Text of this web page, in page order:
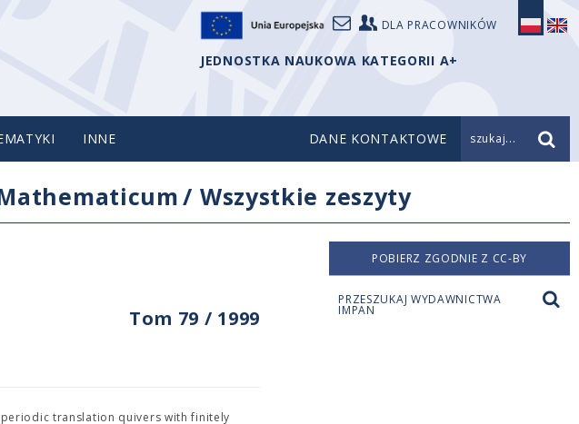
DLA PRACOWNIKÓW
JEDNOSTKA NAUKOWA KATEGORII A+
INNE DANE KONTAKTOWE szukaj...
/ Wszystkie zeszyty
Tom 79 / 1999
translation quivers with finitely
POBIERZ ZGODNIE Z CC-BY
PRZESZUKAJ WYDAWNICTWA
IMPAN